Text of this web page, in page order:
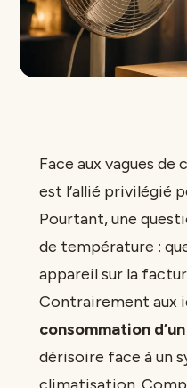
Face aux vagues
est l’allié privilégié
Pourtant, une
de température :
appareil sur la
Contrairement aux
consommation
dérisoire face à un